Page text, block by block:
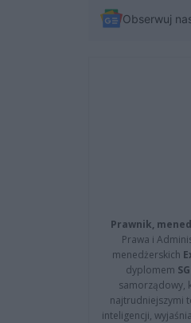
Obserwuj
Prawnik,
Prawa i
menedżerskich
dyplomem
samorządowy,
najtrudniejszymi
inteligencji,